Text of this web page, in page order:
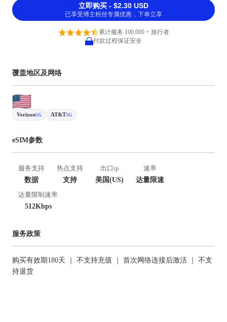
立即购买 - $2.30 USD
已享受博主粉丝专属优惠，下单立享
累计服务 100,000 + 旅行者
付款过程保证安全
覆盖地区及网络
Verizon5G AT&T5G
eSIM参数
服务支持
数据
热点支持
支持
出口ip
美国(US)
速率
达量限速
达量限制速率
512Kbps
服务政策
购买有效期180天 ｜ 不支持充值 ｜ 首次网络连接后激活 ｜ 不支
持退货